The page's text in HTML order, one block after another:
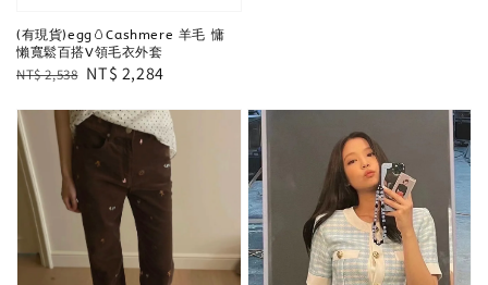
(有現貨)egg🥚Cashmere 羊毛 慵
懶寬鬆百搭V領毛衣外套
Regular
NT$ 2,538 Sale
NT$ 2,284